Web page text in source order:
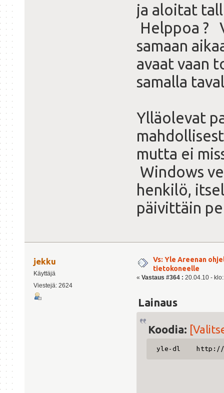
ja aloitat
Helppoa ?
samaan
avaat vaan
samalla
Ylläolevat
mutta ei
Windows
henkilö,
päivittäin
jekku
Käyttäjä
Viestejä: 2624
Vs: Yle Areenan
tietokoneelle
« Vastaus #364 : 20.04.10 -
Lainaus
Koodia:
yle-dl http://